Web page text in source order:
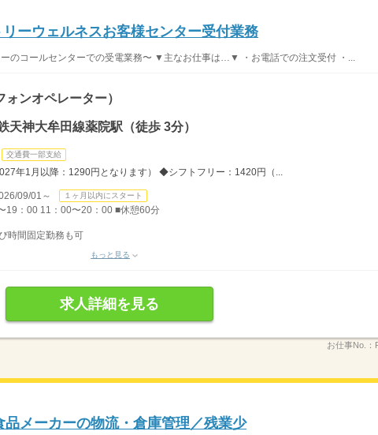
リーウェルネスお客様センター受付業務
のコールセンターでの受電業務〜 ▼主なお仕事は…▼ ・お電話での注文受付 ・...
ンオペレーター）
天神大牟田線薬院駅（徒歩 3分）
交通費一部支給
年1月以降：1290円となります） ◆シフトフリー：1420円（...
09/01～ １ヶ月以内にスタート
19：00 11：00〜20：00 ■休憩60分
時間固定勤務も可
もっと見る
求人詳細を見る
お仕事No.：
品メーカーの物流・倉庫管理／残業少